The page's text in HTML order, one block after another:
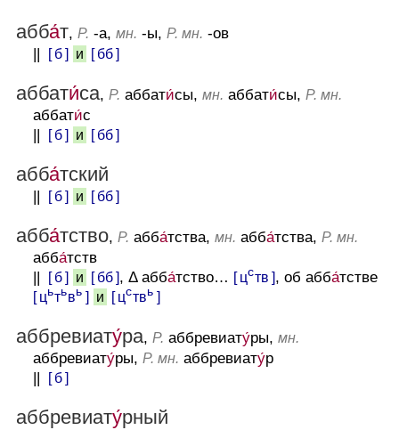
абба́т, Р. -а, мн. -ы, Р. мн. -ов
[ б ] и [ бб ]
аббати́са, Р. аббати́сы, мн. аббати́сы, Р. мн.
аббати́с
[ б ] и [ бб ]
абба́тский
[ б ] и [ бб ]
абба́тство, Р. абба́тства, мн. абба́тства, Р. мн.
абба́тств
[ б ] и [ бб ], Δ абба́тство… [ цств ], об абба́тстве
[ цьтьвь ] и [ цствь ]
аббревиату́ра, Р. аббревиату́ры, мн.
аббревиату́ры, Р. мн. аббревиату́р
[ б ]
аббревиату́рный